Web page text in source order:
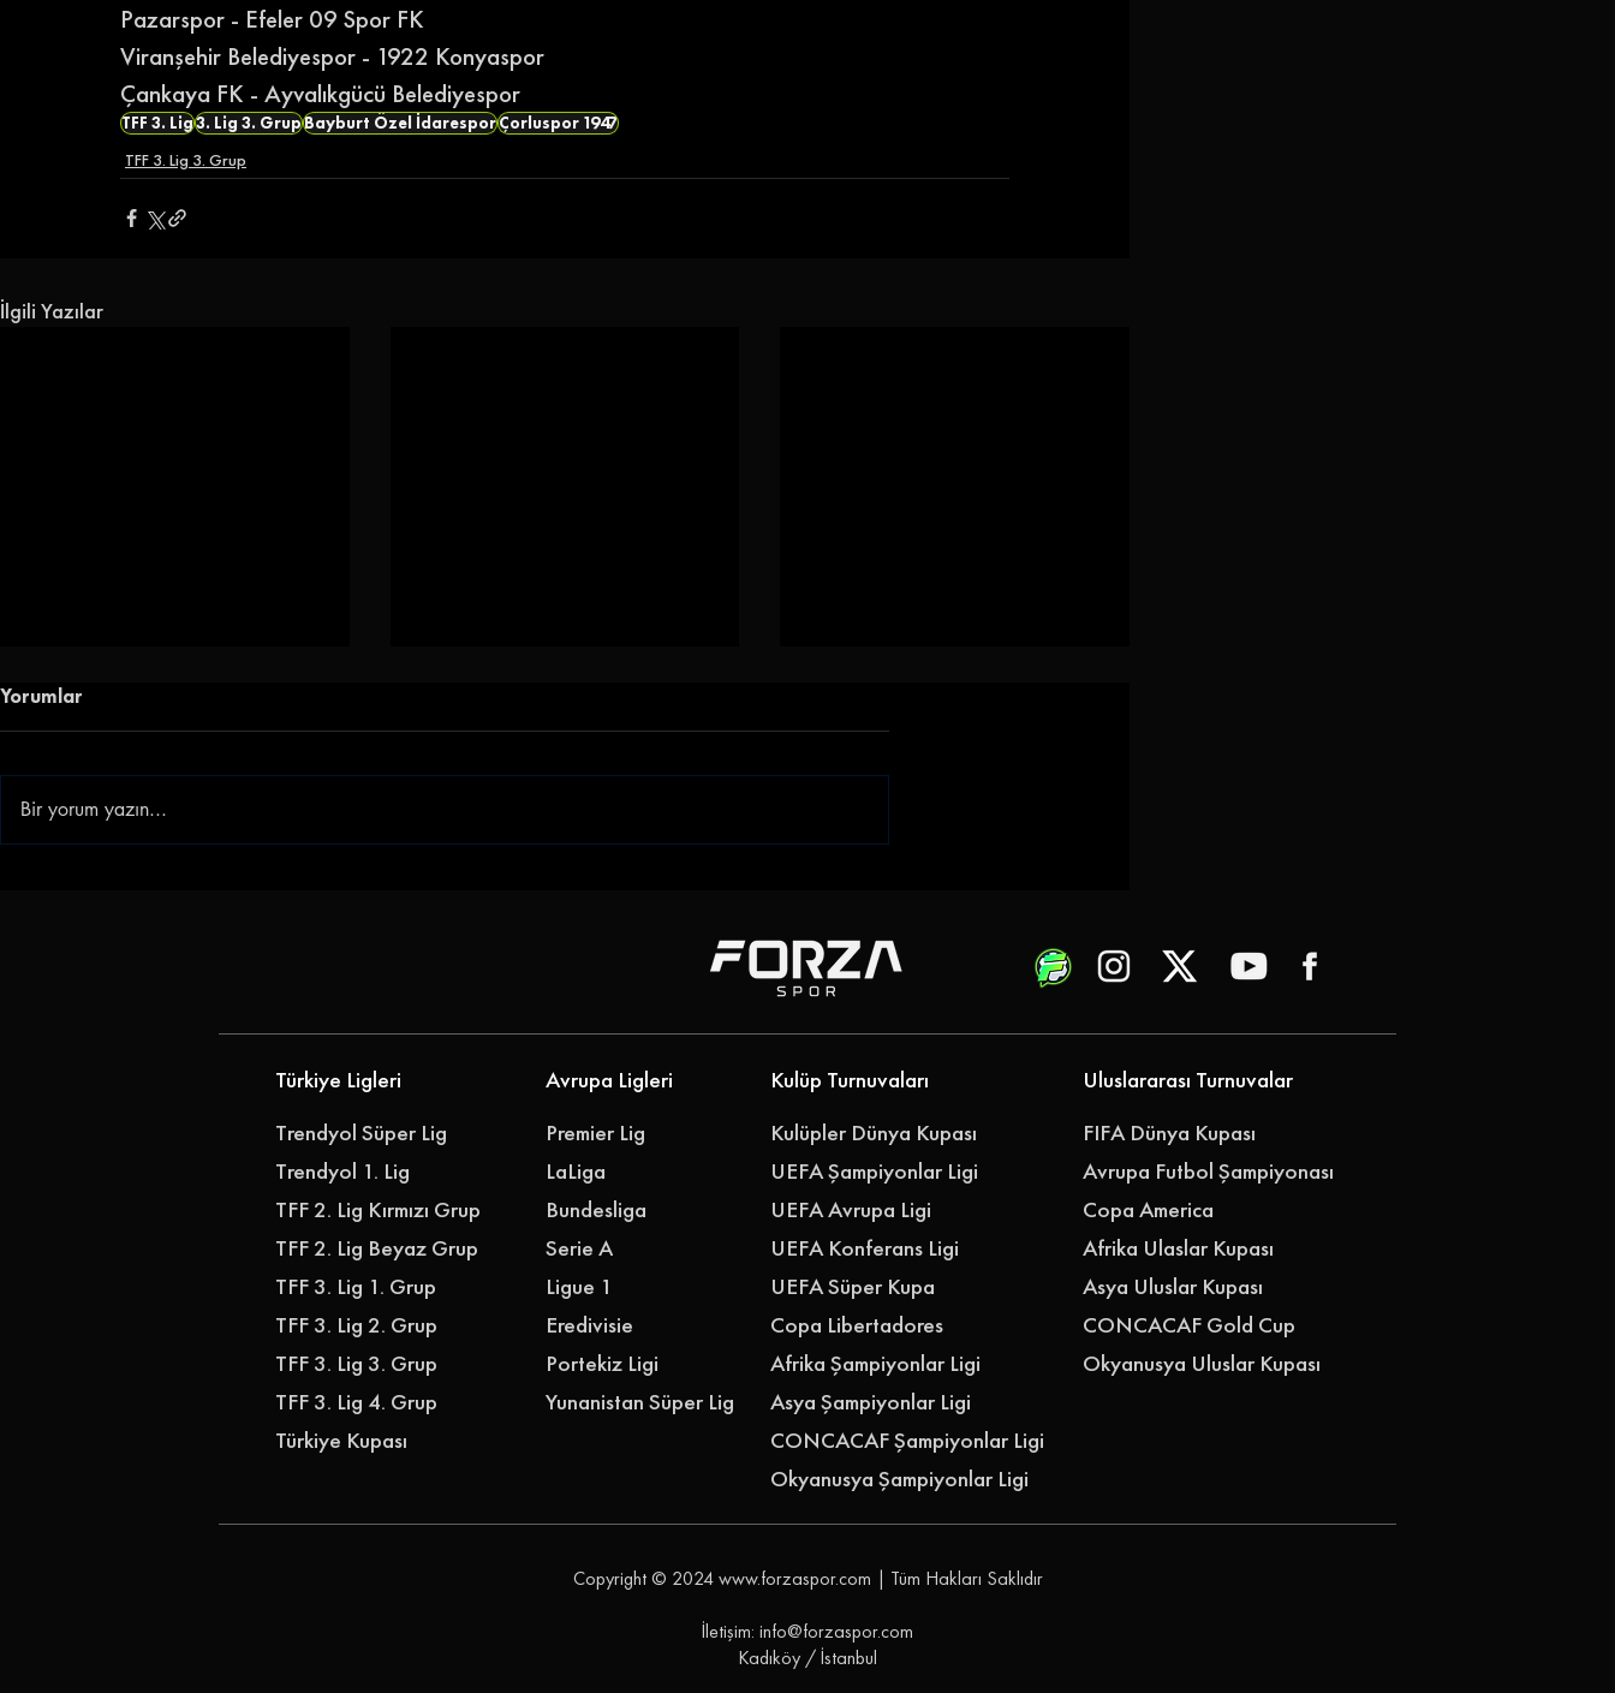
Pazarspor - Efeler 09 Spor FK
Viranşehir Belediyespor - 1922 Konyaspor
Çankaya FK - Ayvalıkgücü Belediyespor
TFF 3. Lig3. Lig 3. GrupBayburt Özel İdaresporÇorluspor 1947
TFF 3. Lig 3. Grup
İlgili Yazılar
1947: 1-3
Yorumlar
Bir yorum yazın...
Türkiye Ligleri
Trendyol Süper Lig
Trendyol 1. Lig
TFF 2. Lig Kırmızı Grup
TFF 2. Lig Beyaz Grup
TFF 3. Lig 1. Grup
TFF 3. Lig 2. Grup
TFF 3. Lig 3. Grup
Türkiye Kupası
TFF 3. Lig 4. Grup
Avrupa Ligleri
Premier Lig
LaLiga
Bundesliga
Serie A
Ligue 1
Eredivisie
Portekiz Ligi
Yunanistan Süper Lig
Kulüp Turnuvaları
Kulüpler Dünya Kupası
UEFA Şampiyonlar Ligi
UEFA Avrupa Ligi
UEFA Konferans Ligi
UEFA Süper Kupa
Copa Libertadores
Afrika Şampiyonlar Ligi
Asya Şampiyonlar Ligi
CONCACAF Şampiyonlar Ligi
Okyanusya Şampiyonlar Ligi
Uluslararası Turnuvalar
FIFA Dünya Kupası
Avrupa Futbol Şampiyonası
Copa America
Afrika Ulaslar Kupası
Asya Uluslar Kupası
CONCACAF Gold Cup
Okyanusya Uluslar Kupası
Copyright © 2024www.forzaspor.com | Tüm Hakları Saklıdır
İletişim: info@forzaspor.com
Kadıköy / İstanbul